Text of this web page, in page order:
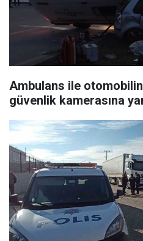
Ambulans ile otomobilin
güvenlik kamerasına